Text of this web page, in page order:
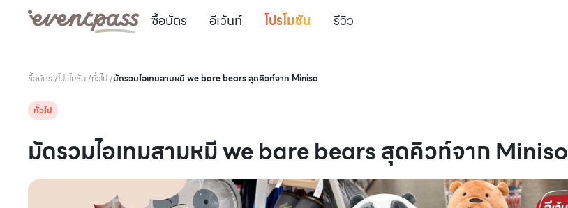
ซื้อบัตร อีเว้นท์ โปรโมชัน รีวิว
ซื้อบัตร /โปรโมชัน/ทั่วไป/มัดรวมไอเทมสามหมี we bare bears สุดคิวท์จาก Miniso
ทั่วไป
มัดรวมไอเทมสามหมี we bare bears สุดคิวท์จาก Miniso